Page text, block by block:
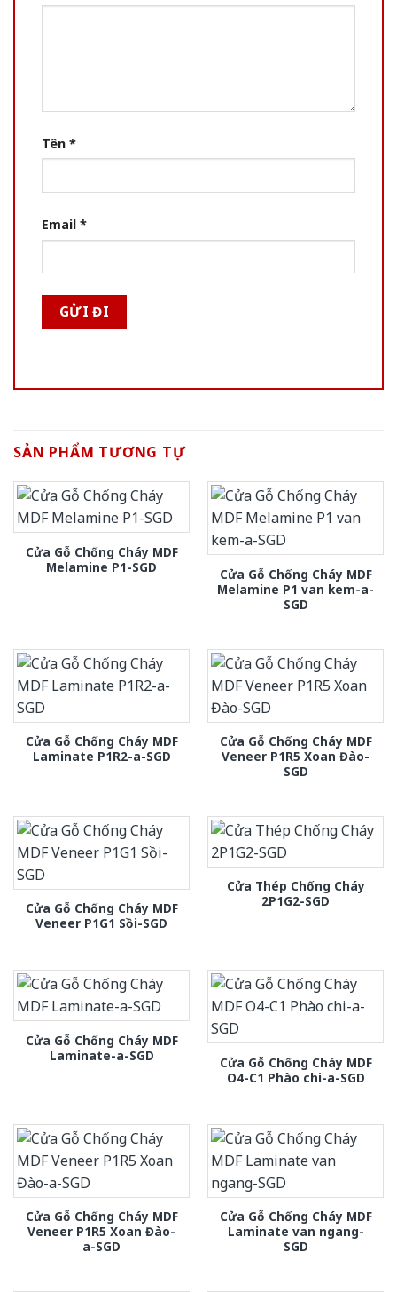
Tên *
Email *
SẢN PHẨM TƯƠNG TỰ
Cửa Gỗ Chống Cháy MDF
Melamine P1-SGD
Cửa Gỗ Chống Cháy MDF
Melamine P1 van kem-a-
SGD
Cửa Gỗ Chống Cháy MDF
Laminate P1R2-a-SGD
Cửa Gỗ Chống Cháy MDF
Veneer P1R5 Xoan Đào-
SGD
Cửa Gỗ Chống Cháy MDF
Veneer P1G1 Sồi-SGD
Cửa Thép Chống Cháy
2P1G2-SGD
Cửa Gỗ Chống Cháy MDF
Laminate-a-SGD
Cửa Gỗ Chống Cháy MDF
O4-C1 Phào chi-a-SGD
Cửa Gỗ Chống Cháy MDF
Veneer P1R5 Xoan Đào-
a-SGD
Cửa Gỗ Chống Cháy MDF
Laminate van ngang-
SGD